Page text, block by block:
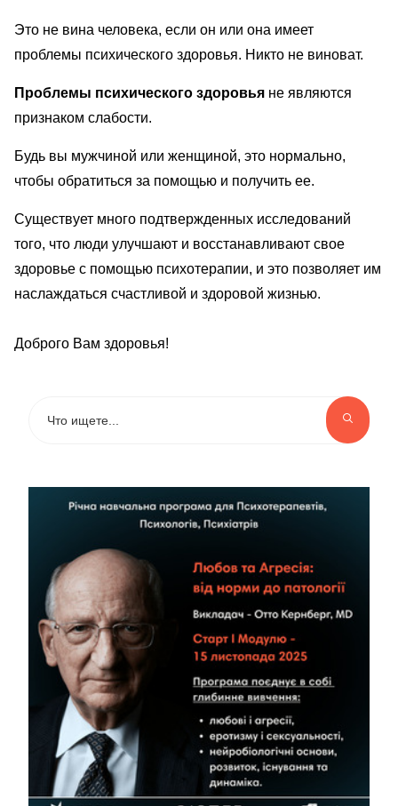
Это не вина человека, если он или она имеет
проблемы психического здоровья. Никто не виноват.
Проблемы психического здоровья не являются
признаком слабости.
Будь вы мужчиной или женщиной, это нормально,
чтобы обратиться за помощью и получить ее.
Существует много подтвержденных исследований
того, что люди улучшают и восстанавливают свое
здоровье с помощью психотерапии, и это позволяет им
наслаждаться счастливой и здоровой жизнью.
Доброго Вам здоровья!